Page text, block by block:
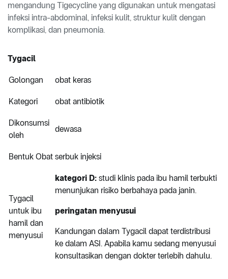
mengandung Tigecycline yang digunakan untuk mengatasi
infeksi intra-abdominal, infeksi kulit, struktur kulit dengan
komplikasi, dan pneumonia.
Tygacil
Golongan obat keras
Kategori obat antibiotik
Dikonsumsi
oleh
dewasa
Bentuk Obat serbuk injeksi
Tygacil
untuk ibu
hamil dan
menyusui
kategori D: studi klinis pada ibu hamil terbukti
menunjukan risiko berbahaya pada janin.
peringatan menyusui
Kandungan dalam Tygacil dapat terdistribusi
ke dalam ASI. Apabila kamu sedang menyusui
konsultasikan dengan dokter terlebih dahulu.